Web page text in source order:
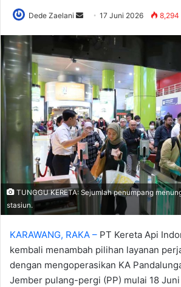
Dede Zaelani
Send
email
17 Juni 2026 8,294
TUNGGU KERETA: Sejumlah penumpang
stasiun.
KARAWANG, RAKA – PT Kereta Api
kembali menambah pilihan layanan
dengan mengoperasikan KA
Jember pulang-pergi (PP) mulai 18